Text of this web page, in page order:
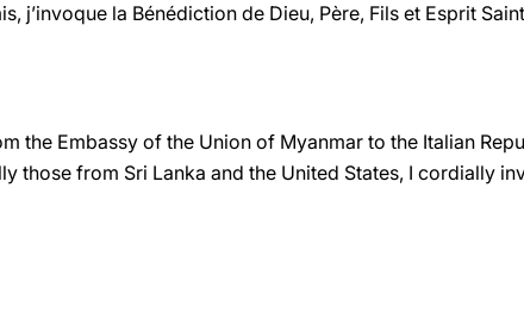
j’invoque la Bénédiction de Dieu, Père, Fils et Esprit
the Embassy of the Union of Myanmar to the Italian
those from Sri Lanka and the United States, I cordially